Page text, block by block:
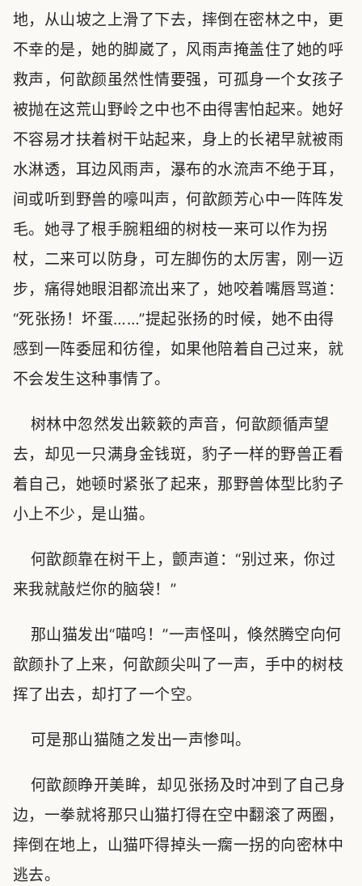
地，从山坡之上滑了下去，摔倒在密林之中，更
不幸的是，她的脚崴了，风雨声掩盖住了她的呼
救声，何歆颜虽然性情要强，可孤身一个女孩子
被抛在这荒山野岭之中也不由得害怕起来。她好
不容易才扶着树干站起来，身上的长裙早就被雨
水淋透，耳边风雨声，瀑布的水流声不绝于耳，
间或听到野兽的嚎叫声，何歆颜芳心中一阵阵发
毛。她寻了根手腕粗细的树枝一来可以作为拐
杖，二来可以防身，可左脚伤的太厉害，刚一迈
步，痛得她眼泪都流出来了，她咬着嘴唇骂道：
“死张扬！坏蛋……”提起张扬的时候，她不由得
感到一阵委屈和彷徨，如果他陪着自己过来，就
不会发生这种事情了。
树林中忽然发出簌簌的声音，何歆颜循声望
去，却见一只满身金钱斑，豹子一样的野兽正看
着自己，她顿时紧张了起来，那野兽体型比豹子
小上不少，是山猫。
何歆颜靠在树干上，颤声道：“别过来，你过
来我就敲烂你的脑袋！”
那山猫发出“喵呜！”一声怪叫，倏然腾空向何
歆颜扑了上来，何歆颜尖叫了一声，手中的树枝
挥了出去，却打了一个空。
可是那山猫随之发出一声惨叫。
何歆颜睁开美眸，却见张扬及时冲到了自己身
边，一拳就将那只山猫打得在空中翻滚了两圈，
摔倒在地上，山猫吓得掉头一瘸一拐的向密林中
逃去。